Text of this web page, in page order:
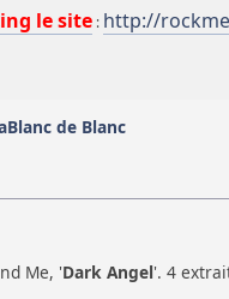
le site: http://
de Blanc
Me, 'Dark Angel'. 4